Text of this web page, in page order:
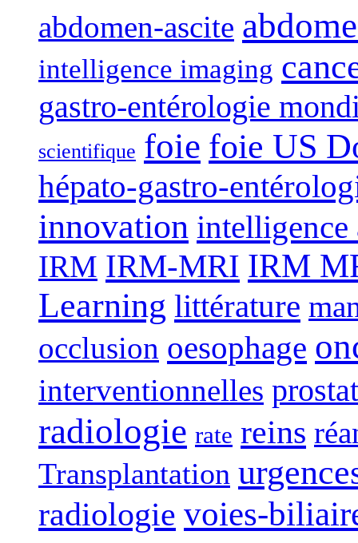
abdomen-ascite
intelligence imaging
gastro-entérologie
scientifique foie foie US
hépato-gastro-
innovation
IRM IRM-MRI IRM
Learning littérature
occlusion oesophage
interventionnelles
radiologie rate reins
Transplantation
radiologie voies-